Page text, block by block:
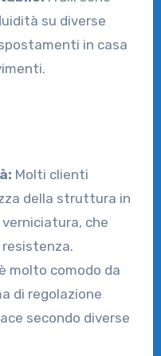
su diverse
in casa
Molti clienti
della struttura in
che
molto comodo da
di regolazione
secondo diverse